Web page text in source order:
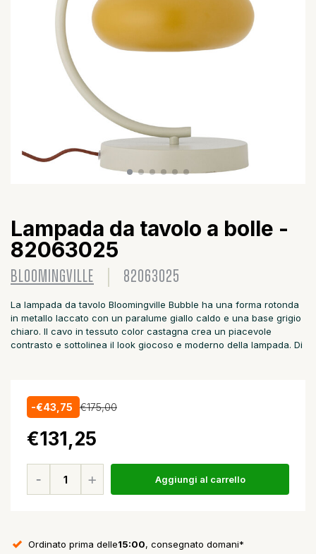
Lampada da tavolo a bolle -
82063025
BLOOMINGVILLE 82063025
La lampada da tavolo Bloomingville Bubble ha una forma rotonda
in metallo laccato con un paralume giallo caldo e una base grigio
chiaro. Il cavo in tessuto color castagna crea un piacevole
contrasto e sottolinea il look giocoso e moderno della lampada. Di
-€43,75 €175,00
€131,25
Aggiungi al carrello
Ordinato prima delle15:00, consegnato domani*